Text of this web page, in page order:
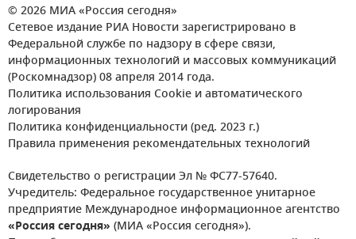
© 2026 МИА «Россия сегодня»
Сетевое издание РИА Новости зарегистрировано в
Федеральной службе по надзору в сфере связи,
информационных технологий и массовых коммуникаций
(Роскомнадзор) 08 апреля 2014 года.
Политика использования Cookie и автоматического
логирования
Политика конфиденциальности (ред. 2023 г.)
Правила применения рекомендательных технологий
Свидетельство о регистрации Эл № ФС77-57640.
Учредитель: Федеральное государственное унитарное
предприятие Международное информационное агентство
«Россия сегодня» (МИА «Россия сегодня»).